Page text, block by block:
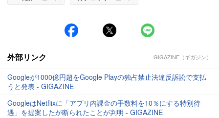
外部リンク GIGAZINE（ギガジン）
Googleが1000億円超をGoogle Playの独占禁止法違反訴訟で支払
うと発表 - GIGAZINE
GoogleはNetflixに「アプリ内課金の手数料を10％にする特別待
遇」を提案したが断られたことが判明 - GIGAZINE